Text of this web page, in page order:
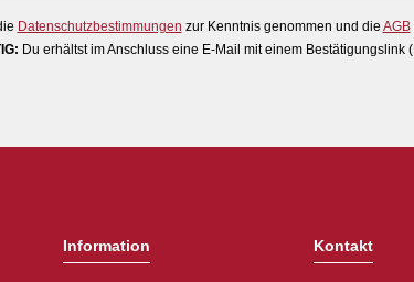
Datenschutzbestimmungen zur Kenntnis genommen und die AGB
Du erhältst im Anschluss eine E-Mail mit einem Bestätigungslink
Information Kontakt